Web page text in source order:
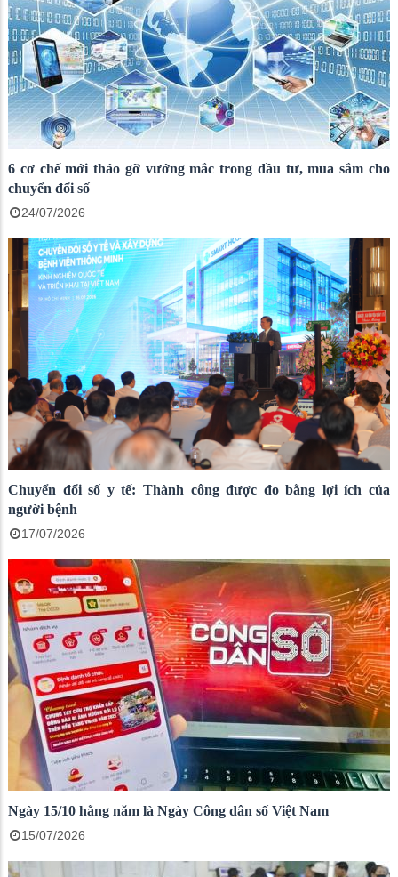
6 cơ chế mới tháo gỡ vướng mắc trong đầu tư, mua sắm cho
chuyển đổi số
24/07/2026
Chuyển đổi số y tế: Thành công được đo bằng lợi ích của
người bệnh
17/07/2026
Ngày 15/10 hằng năm là Ngày Công dân số Việt Nam
15/07/2026